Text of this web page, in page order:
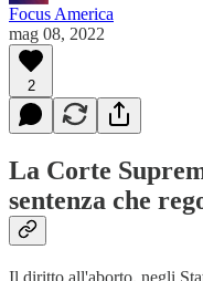
Focus America
mag 08, 2022
2
La Corte
sentenza che
Il diritto all'aborto, negli